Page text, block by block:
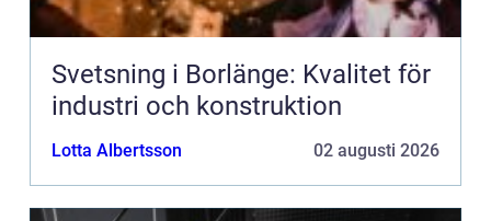
Svetsning i Borlänge: Kvalitet för
industri och konstruktion
Lotta Albertsson 02 augusti 2026